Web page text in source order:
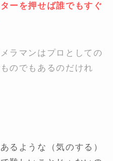
ーを押せば誰でもすぐ
ラマンはプロとしての
のでもあるのだけれ
るような（気のする）